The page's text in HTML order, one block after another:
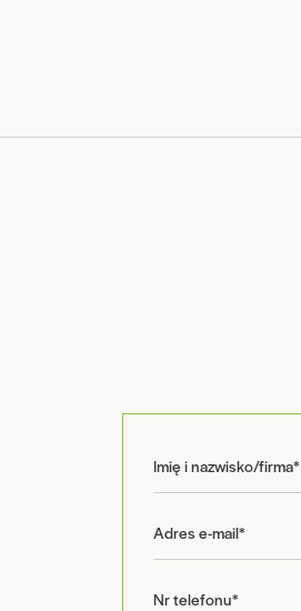
Imię i nazwisko/firma*
Adres e-mail*
Nr telefonu*